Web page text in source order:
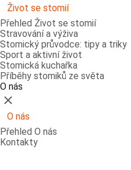
Život se stomií
Přehled Život se stomií
Stravování a výživa
Stomický průvodce: tipy a triky
Sport a aktivní život
Stomická kuchařka
Příběhy stomiků ze světa
O nás
Zavřít
O nás
Přehled O nás
Kontakty